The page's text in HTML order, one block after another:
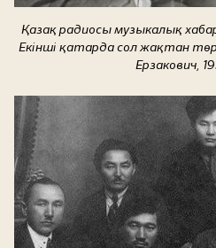
Қазақ радиосы музыкалық
Екінші қатарда сол жақтан
Ерзакович,